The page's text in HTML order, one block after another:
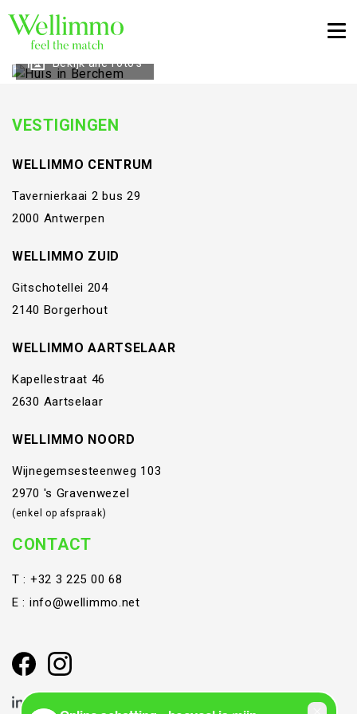
Bekijk alle foto's
VESTIGINGEN
WELLIMMO CENTRUM
Tavernierkaai 2 bus 29
2000 Antwerpen
WELLIMMO ZUID
Gitschotellei 204
2140 Borgerhout
WELLIMMO AARTSELAAR
Kapellestraat 46
2630 Aartselaar
WELLIMMO NOORD
Wijnegemsesteenweg 103
2970 's Gravenwezel
(enkel op afspraak)
CONTACT
T : +32 3 225 00 68
E : info@wellimmo.net